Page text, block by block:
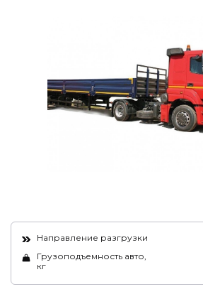
Направление разгрузки
Грузоподъемность авто,
кг